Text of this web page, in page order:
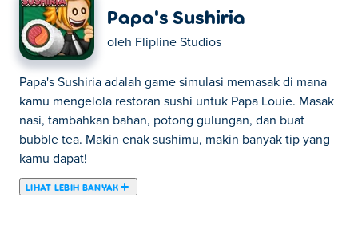
Papa's Sushiria
oleh Flipline Studios
Papa's Sushiria adalah game simulasi memasak di mana
kamu mengelola restoran sushi untuk Papa Louie. Masak
nasi, tambahkan bahan, potong gulungan, dan buat
bubble tea. Makin enak sushimu, makin banyak tip yang
kamu dapat!
LIHAT LEBIH BANYAK